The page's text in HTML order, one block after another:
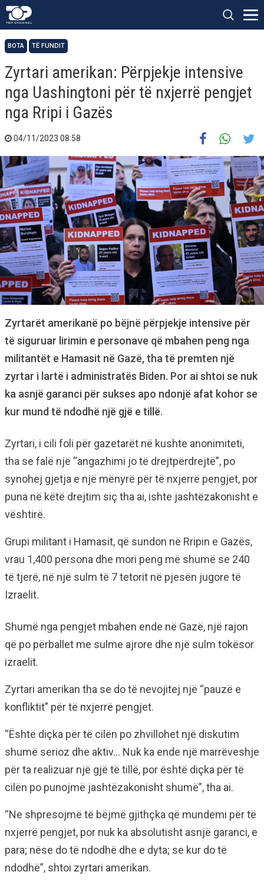
BOTA TË FUNDIT
Zyrtari amerikan: Përpjekje intensive
nga Uashingtoni për të nxjerrë pengjet
nga Rripi i Gazës
04/11/2023 08:58
Zyrtarët amerikanë po bëjnë përpjekje intensive për
të siguruar lirimin e personave që mbahen peng nga
militantët e Hamasit në Gazë, tha të premten një
zyrtar i lartë i administratës Biden. Por ai shtoi se nuk
ka asnjë garanci për sukses apo ndonjë afat kohor se
kur mund të ndodhë një gjë e tillë.
Zyrtari, i cili foli për gazetarët në kushte anonimiteti,
tha se falë një “angazhimi jo të drejtpërdrejtë”, po
synohej gjetja e një mënyrë për të nxjerrë pengjet, por
puna në këtë drejtim siç tha ai, ishte jashtëzakonisht e
vështirë.
Grupi militant i Hamasit, që sundon në Rripin e Gazës,
vrau 1,400 persona dhe mori peng më shumë se 240
të tjerë, në një sulm të 7 tetorit në pjesën jugore të
Izraelit.
Shumë nga pengjet mbahen ende në Gazë, një rajon
që po përballet me sulme ajrore dhe një sulm tokësor
izraelit.
Zyrtari amerikan tha se do të nevojitej një “pauzë e
konfliktit” për të nxjerrë pengjet.
“Është diçka për të cilën po zhvillohet një diskutim
shumë serioz dhe aktiv… Nuk ka ende një marrëveshje
për ta realizuar një gjë të tillë, por është diçka për të
cilën po punojmë jashtëzakonisht shumë”, tha ai.
“Ne shpresojmë të bëjmë gjithçka që mundemi për të
nxjerrë pengjet, por nuk ka absolutisht asnjë garanci, e
para; nëse do të ndodhë dhe e dyta; se kur do të
ndodhë”, shtoi zyrtari amerikan.